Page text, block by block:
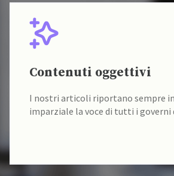
Contenuti oggettivi
I nostri articoli riportano sempre
imparziale la voce di tutti i governi